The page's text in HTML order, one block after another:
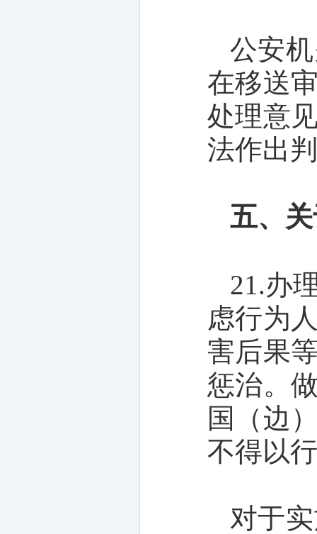
公安
在移送
处理意
法作出
五、
21.办
虑行为
害后果
惩治。
国（边
不得以
对于